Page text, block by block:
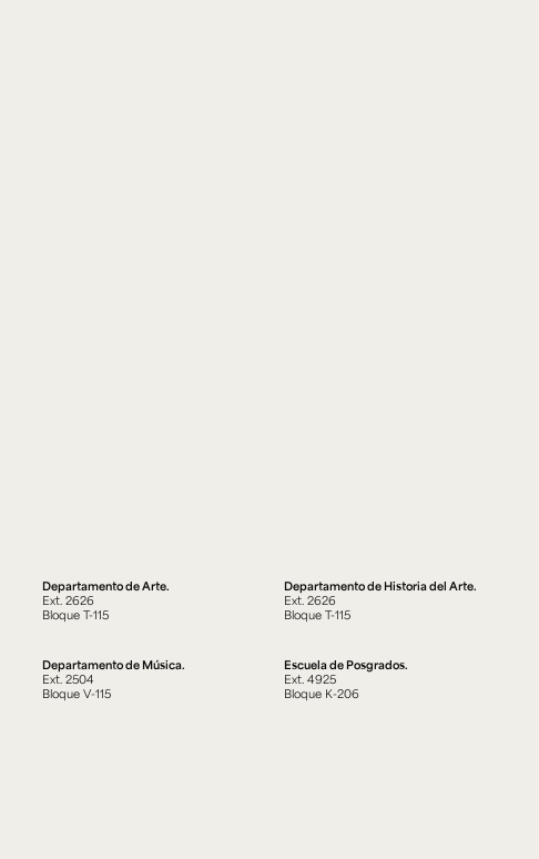
Departamento de Arte.
Ext. 2626
Bloque T-115
Departamento de Historia del Arte.
Ext. 2626
Bloque T-115
Departamento de Música.
Ext. 2504
Bloque V-115
Escuela de Posgrados.
Ext. 4925
Bloque K-206